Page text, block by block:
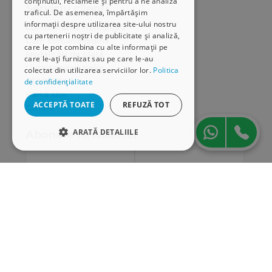
traficul. De asemenea, împărtășim
informații despre utilizarea site-ului nostru
cu partenerii noștri de publicitate și analiză,
care le pot combina cu alte informații pe
care le-ați furnizat sau pe care le-au
colectat din utilizarea serviciilor lor. Politica
de confidențialitate
ACCEPTĂ TOATE REFUZĂ TOT
ARATĂ DETALIILE
Serviciu clienți
Comunitatea Hamangiu
Cum comand online
Modalități de plată
Livrarea produselor
SEAP/SICAP
Hartă site
Cariere
Abonare newsletter